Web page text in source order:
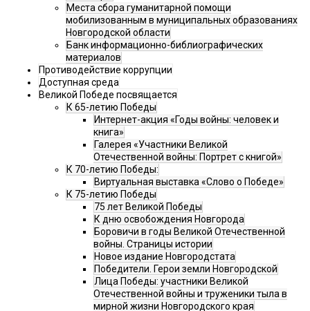
Места сбора гуманитарной помощи
мобилизованным в муниципальных образованиях
Новгородской области
Банк информационно-библиографических
материалов
Противодействие коррупции
Доступная среда
Великой Победе посвящается
К 65-летию Победы
Интернет-акция «Годы войны: человек и
книга»
Галерея «Участники Великой
Отечественной войны: Портрет с книгой»
К 70-летию Победы:
Виртуальная выставка «Слово о Победе»
К 75-летию Победы
75 лет Великой Победы
К дню освобождения Новгорода
Боровичи в годы Великой Отечественной
войны. Страницы истории
Новое издание Новгородстата
Победители. Герои земли Новгородской
Лица Победы: участники Великой
Отечественной войны и труженики тыла в
мирной жизни Новгородского края